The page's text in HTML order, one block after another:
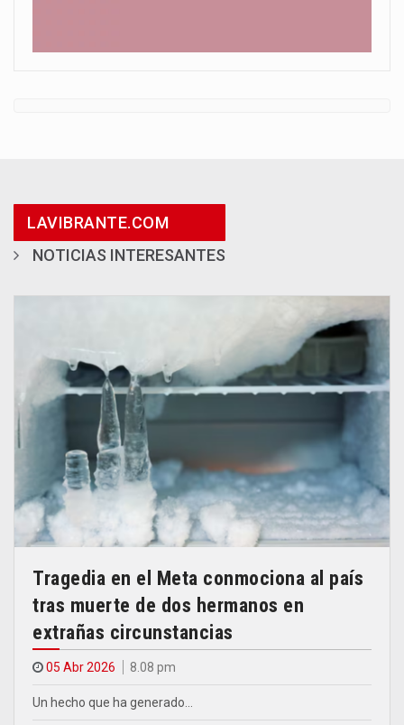
LAVIBRANTE.COM
NOTICIAS INTERESANTES
Tragedia en el Meta conmociona al país
tras muerte de dos hermanos en
extrañas circunstancias
05 Abr 2026 8.08 pm
Un hecho que ha generado…